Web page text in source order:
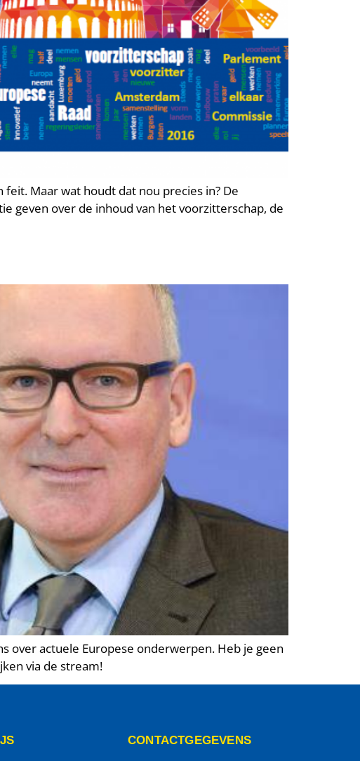
Maar wat houdt dat nou precies in? De
geven over de inhoud van het voorzitterschap, de
over actuele Europese onderwerpen. Heb je geen
via de stream!
CONTACTGEGEVENS